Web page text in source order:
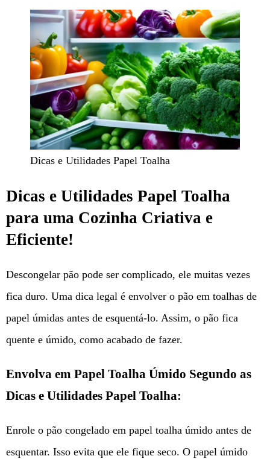
Dicas e Utilidades Papel Toalha
Dicas e Utilidades Papel Toalha
para uma Cozinha Criativa e
Eficiente!
Descongelar pão pode ser complicado, ele muitas vezes
fica duro. Uma dica legal é envolver o pão em toalhas de
papel úmidas antes de esquentá-lo. Assim, o pão fica
quente e úmido, como acabado de fazer.
Envolva em Papel Toalha Úmido Segundo as
Dicas e Utilidades Papel Toalha:
Enrole o pão congelado em papel toalha úmido antes de
esquentar. Isso evita que ele fique seco. O papel úmido